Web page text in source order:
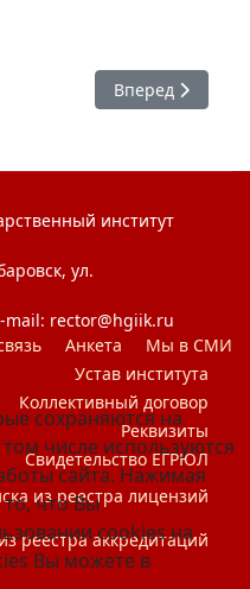
праздник 2026
Следующий:
Вперед
институт
ул.
mail: rector@hgiik.ru
Анкета
Мы в СМИ
Устав института
Коллективный договор
Реквизиты
Свидетельство ЕГРЮЛ
из реестра лицензий
реестра аккредитаций
сохраняются на
числе используются
сайта. Нажимая
что Вы
cookies на
Вы можете в